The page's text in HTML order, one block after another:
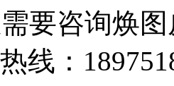
咨询焕图
线：